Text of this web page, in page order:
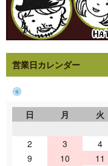
営業日カレンダー
日
月 火
2
3 4
9
10 11